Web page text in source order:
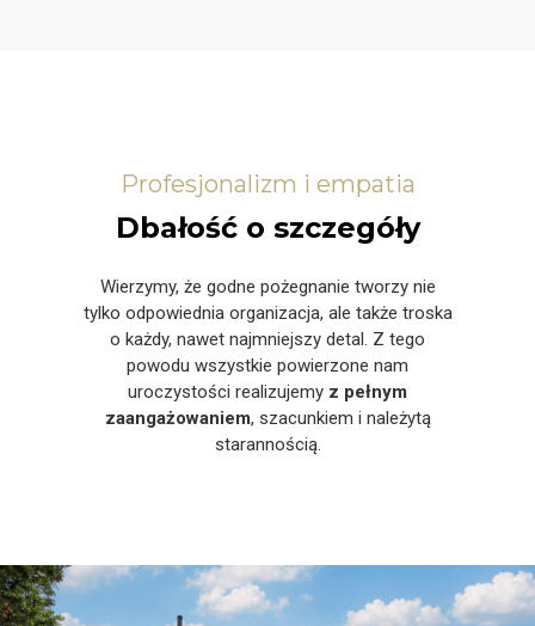
Profesjonalizm i empatia
Dbałość o szczegóły
Wierzymy, że godne pożegnanie tworzy nie
tylko odpowiednia organizacja, ale także troska
o każdy, nawet najmniejszy detal. Z tego
powodu wszystkie powierzone nam
uroczystości realizujemy z pełnym
zaangażowaniem, szacunkiem i należytą
starannością.